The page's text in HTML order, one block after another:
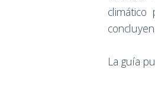
concluyen.
La guía